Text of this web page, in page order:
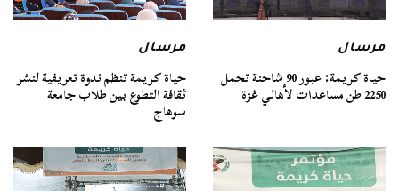
مرسال
حياة كريمة: عبور 90 شاحنة تحمل
2250 طن مساعدات لأهالي غزة
مرسال
حياة كريمة تنظم ندوة تعريفية لنشر
ثقافة التطوع بين طلاب جامعة
سوهاج